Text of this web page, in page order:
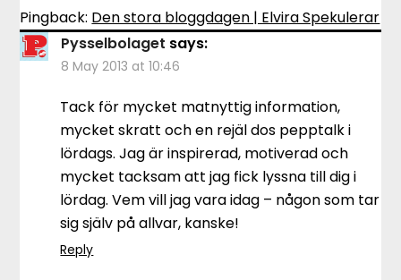
Pingback: Den stora bloggdagen | Elvira Spekulerar
Pysselbolaget says:
8 May 2013 at 10:46
Tack för mycket matnyttig information,
mycket skratt och en rejäl dos pepptalk i
lördags. Jag är inspirerad, motiverad och
mycket tacksam att jag fick lyssna till dig i
lördag. Vem vill jag vara idag – någon som tar
sig själv på allvar, kanske!
Reply